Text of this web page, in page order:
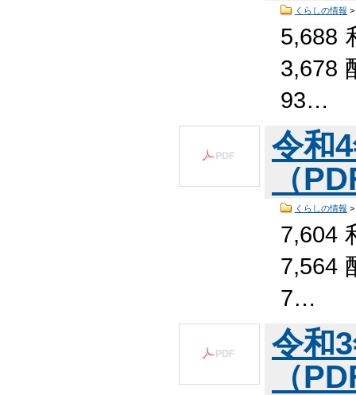
くらしの情報 >
5,688
3,678
93…
令和
（
くらしの情報 >
7,604
7,564
7…
令和
（